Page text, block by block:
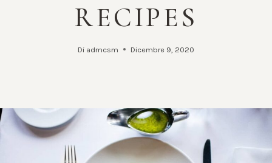
RECIPES
Di admcsm Dicembre 9, 2020